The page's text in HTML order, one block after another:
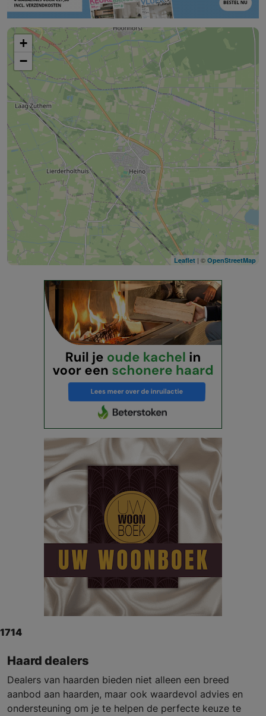
+
−
Leaflet | © OpenStreetMap
1714
Haard dealers
Dealers van haarden bieden niet alleen een breed
aanbod aan haarden, maar ook waardevol advies en
ondersteuning om je te helpen de perfecte keuze te